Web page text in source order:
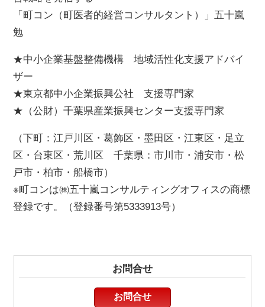
「町コン（町医者的経営コンサルタント）」五十嵐
勉
★中小企業基盤整備機構 地域活性化支援アドバイ
ザー
★東京都中小企業振興公社 支援専門家
★（公財）千葉県産業振興センター支援専門家
（下町：江戸川区・葛飾区・墨田区・江東区・足立
区・台東区・荒川区 千葉県：市川市・浦安市・松
戸市・柏市・船橋市）
※町コンは㈱五十嵐コンサルティングオフィスの商標
登録です。（登録番号第5333913号）
お問合せ
お問合せ